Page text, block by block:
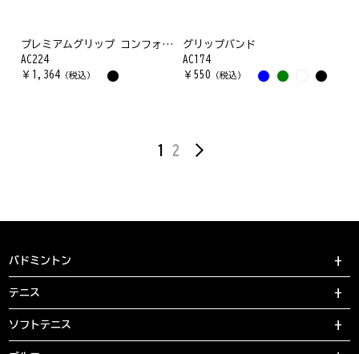
プレミアムグリップ コンフォートタイプ
AC224
￥ 1,364 （税込）
グリップバンド
AC174
￥ 550 （税込）
1 2
バドミントン
テニス
ソフトテニス